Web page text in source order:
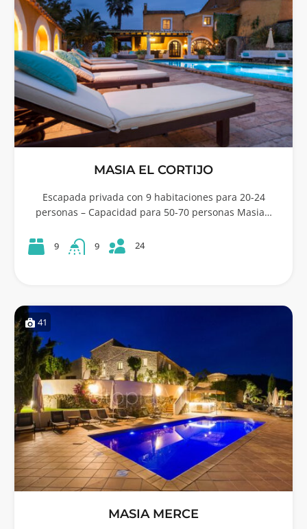
MASIA EL CORTIJO
Escapada privada con 9 habitaciones para 20-24
personas – Capacidad para 50-70 personas Masia…
9 9 24
41
MASIA MERCE